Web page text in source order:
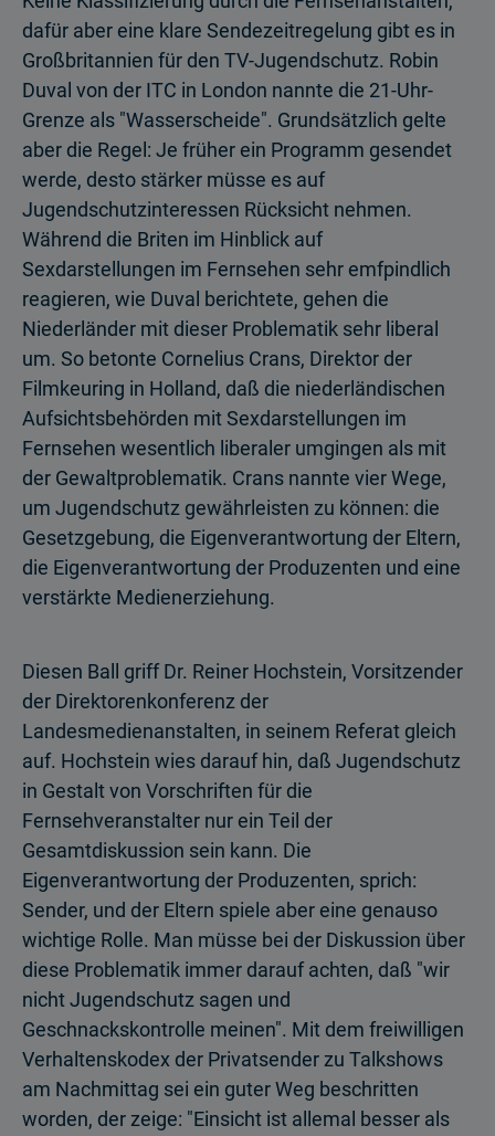
dafür aber eine klare Sendezeitregelung gibt es in
Großbritannien für den TV-Jugendschutz. Robin
Duval von der ITC in London nannte die 21-Uhr-
Grenze als "Wasserscheide". Grundsätzlich gelte
aber die Regel: Je früher ein Programm gesendet
werde, desto stärker müsse es auf
Jugendschutzinteressen Rücksicht nehmen.
Während die Briten im Hinblick auf
Sexdarstellungen im Fernsehen sehr emfpindlich
reagieren, wie Duval berichtete, gehen die
Niederländer mit dieser Problematik sehr liberal
um. So betonte Cornelius Crans, Direktor der
Filmkeuring in Holland, daß die niederländischen
Aufsichtsbehörden mit Sexdarstellungen im
Fernsehen wesentlich liberaler umgingen als mit
der Gewaltproblematik. Crans nannte vier Wege,
um Jugendschutz gewährleisten zu können: die
Gesetzgebung, die Eigenverantwortung der Eltern,
die Eigenverantwortung der Produzenten und eine
verstärkte Medienerziehung.
Diesen Ball griff Dr. Reiner Hochstein, Vorsitzender
der Direktorenkonferenz der
Landesmedienanstalten, in seinem Referat gleich
auf. Hochstein wies darauf hin, daß Jugendschutz
in Gestalt von Vorschriften für die
Fernsehveranstalter nur ein Teil der
Gesamtdiskussion sein kann. Die
Eigenverantwortung der Produzenten, sprich:
Sender, und der Eltern spiele aber eine genauso
wichtige Rolle. Man müsse bei der Diskussion über
diese Problematik immer darauf achten, daß "wir
nicht Jugendschutz sagen und
Geschnackskontrolle meinen". Mit dem freiwilligen
Verhaltenskodex der Privatsender zu Talkshows
am Nachmittag sei ein guter Weg beschritten
worden, der zeige: "Einsicht ist allemal besser als